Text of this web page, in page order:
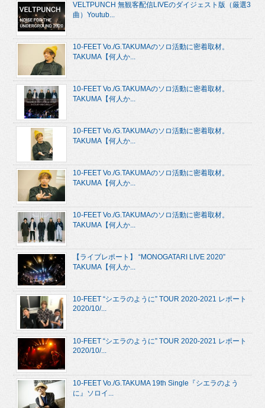
VELTPUNCH 無観客配信LIVEのダイジェスト版（厳選3
曲）Youtub...
10-FEET Vo./G.TAKUMAのソロ活動に密着取材。
TAKUMA【何人か...
10-FEET Vo./G.TAKUMAのソロ活動に密着取材。
TAKUMA【何人か...
10-FEET Vo./G.TAKUMAのソロ活動に密着取材。
TAKUMA【何人か...
10-FEET Vo./G.TAKUMAのソロ活動に密着取材。
TAKUMA【何人か...
10-FEET Vo./G.TAKUMAのソロ活動に密着取材。
TAKUMA【何人か...
【ライブレポート】 “MONOGATARI LIVE 2020”
TAKUMA【何人か...
10-FEET “シエラのように” TOUR 2020-2021 レポート
2020/10/...
10-FEET “シエラのように” TOUR 2020-2021 レポート
2020/10/...
10-FEET Vo./G.TAKUMA 19th Single『シエラのよう
に』ソロイ...